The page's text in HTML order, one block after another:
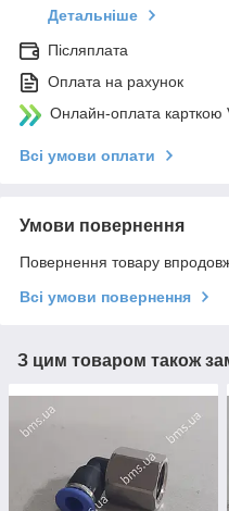
Детальніше
Післяплата
Оплата на рахунок
Онлайн-оплата
Всі умови оплати
Умови повернення
Повернення товару
Всі умови повернення
З цим товаром також